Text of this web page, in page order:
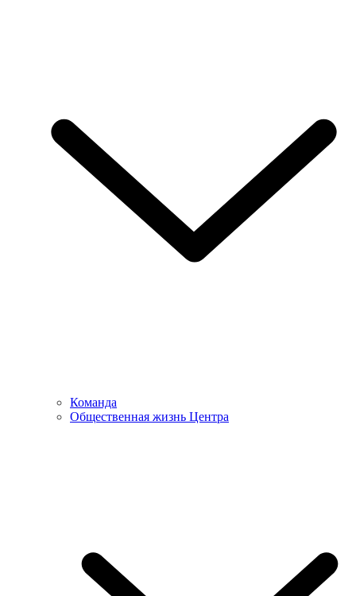
Команда
Общественная жизнь Центра